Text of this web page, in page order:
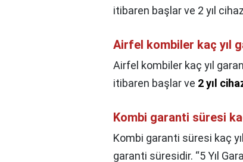
itibaren başlar ve 2 yıl
Airfel kombiler kaç yıl
Airfel kombiler kaç yıl
itibaren başlar ve 2 yıl
Kombi garanti süresi
Kombi garanti süresi kaç
garanti süresidir. “5 Yıl